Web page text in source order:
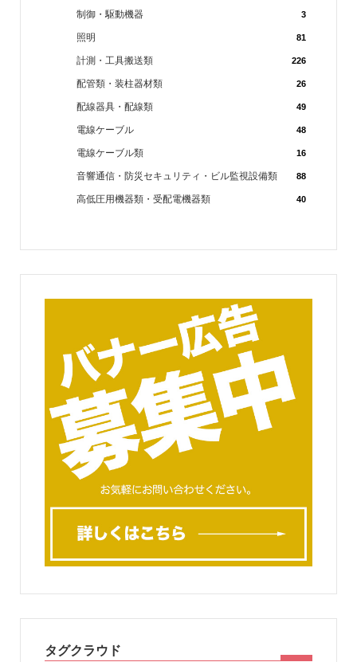
制御・駆動機器 3
照明 81
計測・工具搬送類 226
配管類・装柱器材類 26
配線器具・配線類 49
電線ケーブル 48
電線ケーブル類 16
音響通信・防災セキュリティ・ビル監視設備類 88
高低圧用機器類・受配電機器類 40
タグクラウド